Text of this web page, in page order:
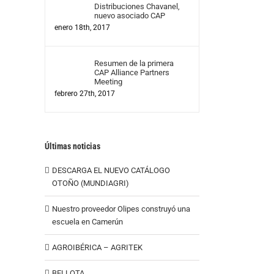
Distribuciones Chavanel,
nuevo asociado CAP
enero 18th, 2017
Resumen de la primera
CAP Alliance Partners
Meeting
febrero 27th, 2017
Últimas noticias
DESCARGA EL NUEVO CATÁLOGO
OTOÑO (MUNDIAGRI)
Nuestro proveedor Olipes construyó una
escuela en Camerún
AGROIBÉRICA – AGRITEK